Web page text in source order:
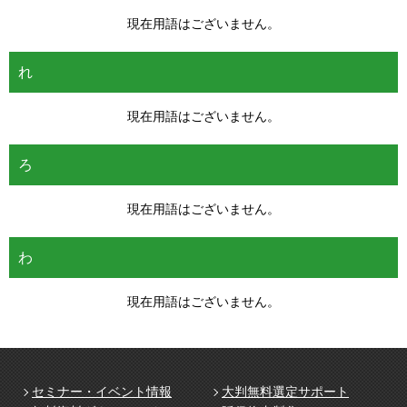
現在用語はございません。
れ
現在用語はございません。
ろ
現在用語はございません。
わ
現在用語はございません。
セミナー・イベント情報
大判無料選定サポート